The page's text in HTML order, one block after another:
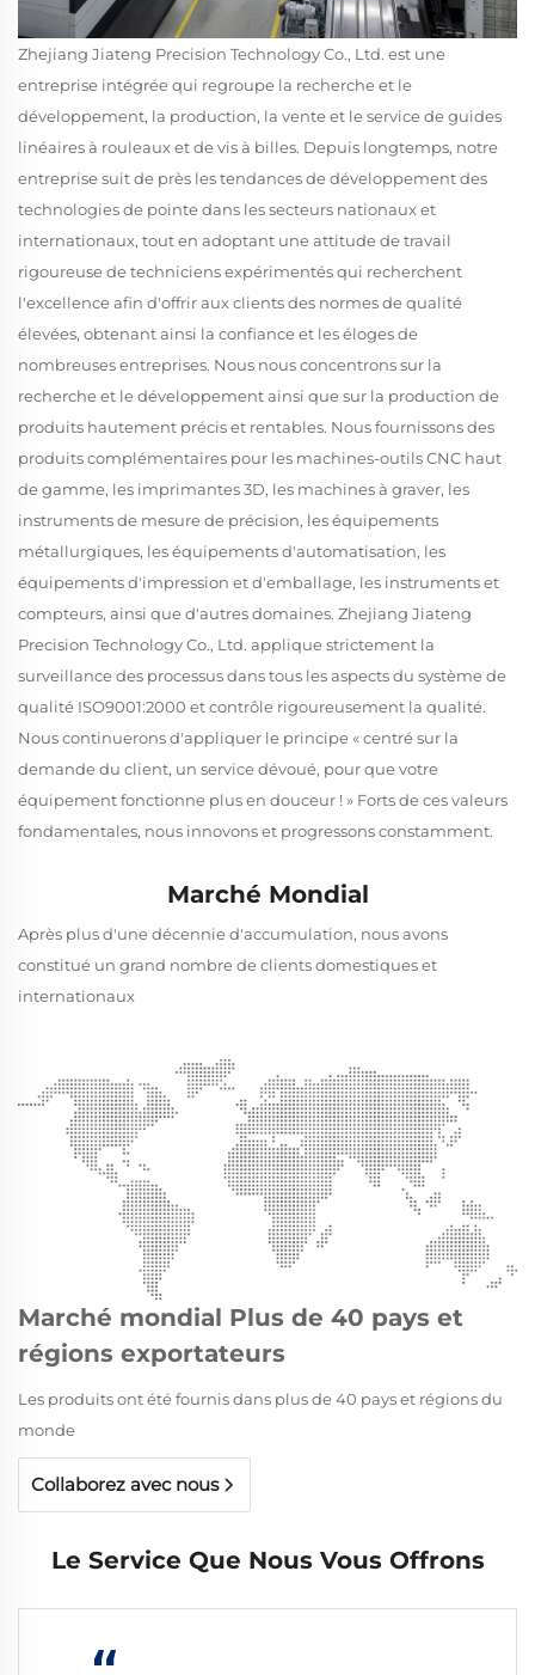
Zhejiang Jiateng Precision Technology Co., Ltd. est une
entreprise intégrée qui regroupe la recherche et le
développement, la production, la vente et le service de guides
linéaires à rouleaux et de vis à billes. Depuis longtemps, notre
entreprise suit de près les tendances de développement des
technologies de pointe dans les secteurs nationaux et
internationaux, tout en adoptant une attitude de travail
rigoureuse de techniciens expérimentés qui recherchent
l'excellence afin d'offrir aux clients des normes de qualité
élevées, obtenant ainsi la confiance et les éloges de
nombreuses entreprises. Nous nous concentrons sur la
recherche et le développement ainsi que sur la production de
produits hautement précis et rentables. Nous fournissons des
produits complémentaires pour les machines-outils CNC haut
de gamme, les imprimantes 3D, les machines à graver, les
instruments de mesure de précision, les équipements
métallurgiques, les équipements d'automatisation, les
équipements d'impression et d'emballage, les instruments et
compteurs, ainsi que d'autres domaines. Zhejiang Jiateng
Precision Technology Co., Ltd. applique strictement la
surveillance des processus dans tous les aspects du système de
qualité ISO9001:2000 et contrôle rigoureusement la qualité.
Nous continuerons d'appliquer le principe « centré sur la
demande du client, un service dévoué, pour que votre
équipement fonctionne plus en douceur ! » Forts de ces valeurs
fondamentales, nous innovons et progressons constamment.
Marché Mondial
Après plus d'une décennie d'accumulation, nous avons
constitué un grand nombre de clients domestiques et
internationaux
Marché mondial Plus de 40 pays et
régions exportateurs
Les produits ont été fournis dans plus de 40 pays et régions du
monde
Collaborez avec nous
Le Service Que Nous Vous Offrons